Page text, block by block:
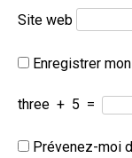
Site web
Enregistrer
three + 5 =
Prévenez-moi